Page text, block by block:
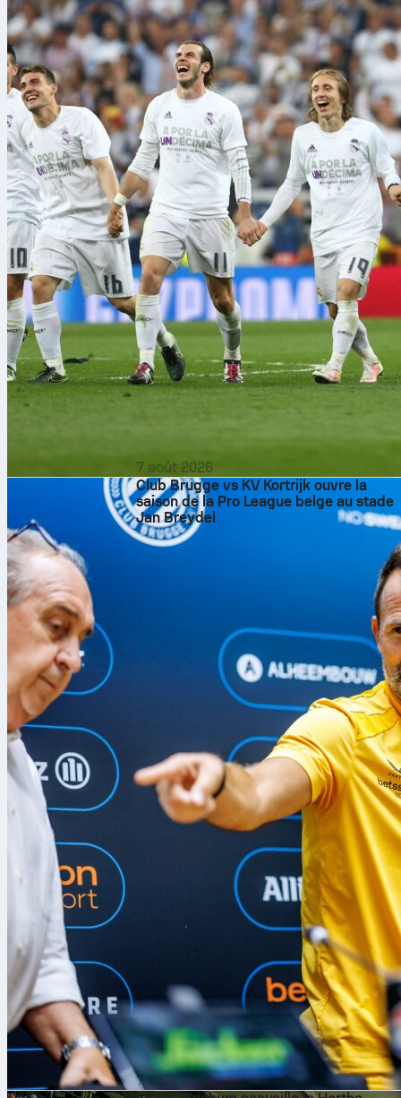
7 août 2026
Club Brugge vs KV Kortrijk ouvre la
saison de la Pro League belge au stade
Jan Breydel
7 août 2026